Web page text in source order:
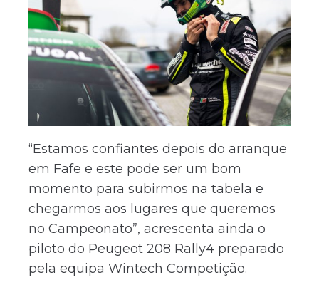
“Estamos confiantes depois do arranque
em Fafe e este pode ser um bom
momento para subirmos na tabela e
chegarmos aos lugares que queremos
no Campeonato”, acrescenta ainda o
piloto do Peugeot 208 Rally4 preparado
pela equipa Wintech Competição.